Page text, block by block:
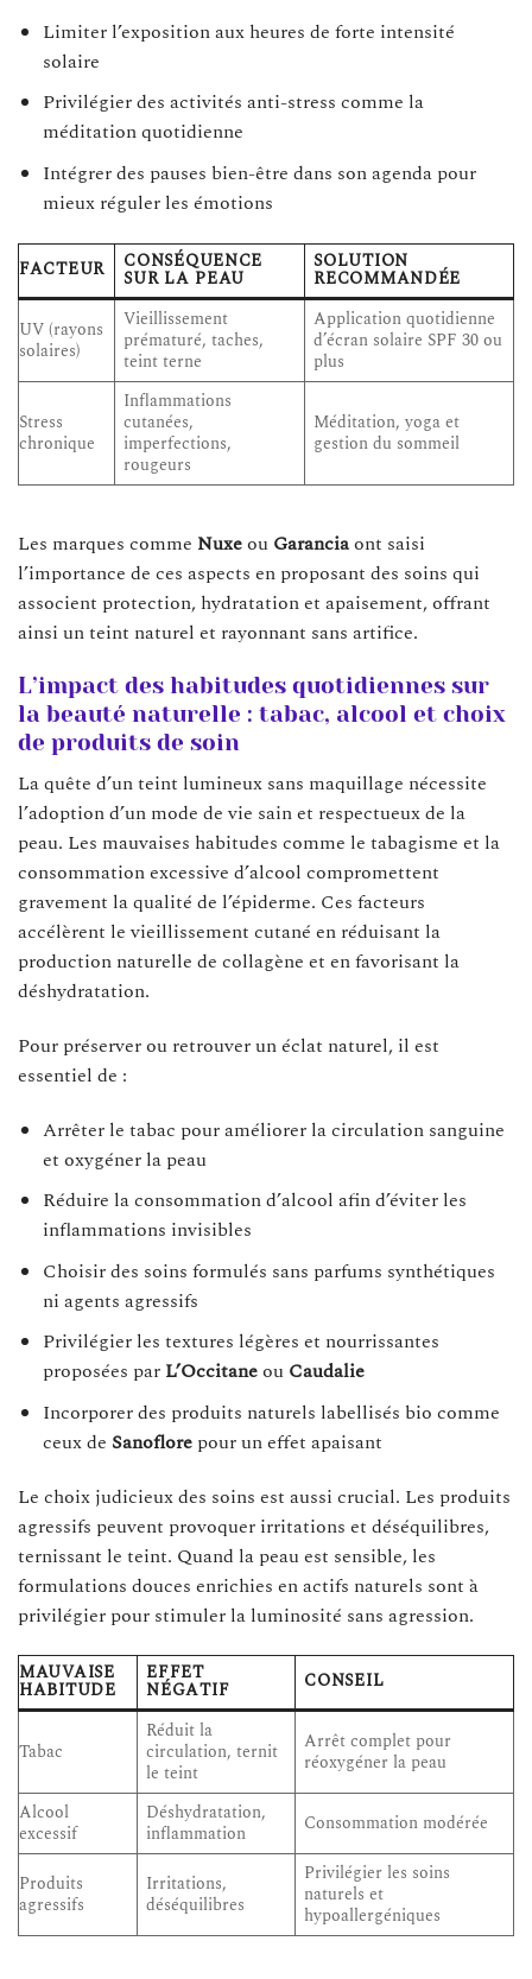
Limiter l’exposition aux heures de forte intensité
solaire
Privilégier des activités anti-stress comme la
méditation quotidienne
Intégrer des pauses bien-être dans son agenda pour
mieux réguler les émotions
FACTEUR CONSÉQUENCE
SUR LA PEAU
SOLUTION
RECOMMANDÉE
UV (rayons
solaires)
Vieillissement
prématuré, taches,
teint terne
Application quotidienne
d’écran solaire SPF 30 ou
plus
Stress
chronique
Inflammations
cutanées,
imperfections,
rougeurs
Méditation, yoga et
gestion du sommeil
Les marques comme Nuxeou Garanciaont saisi
l’importance de ces aspects en proposant des soins qui
associent protection, hydratation et apaisement, offrant
ainsi un teint naturel et rayonnant sans artifice.
L’impact des habitudes quotidiennes sur
la beauté naturelle : tabac, alcool et choix
de produits de soin
La quête d’un teint lumineux sans maquillage nécessite
l’adoption d’un mode de vie sain et respectueux de la
peau. Les mauvaises habitudes comme le tabagisme et la
consommation excessive d’alcool compromettent
gravement la qualité de l’épiderme. Ces facteurs
accélèrent le vieillissement cutané en réduisant la
production naturelle de collagène et en favorisant la
déshydratation.
Pour préserver ou retrouver un éclat naturel, il est
essentiel de :
Arrêter le tabac pour améliorer la circulation sanguine
et oxygéner la peau
Réduire la consommation d’alcool afin d’éviter les
inflammations invisibles
Choisir des soins formulés sans parfums synthétiques
ni agents agressifs
Privilégier les textures légères et nourrissantes
proposées par L’Occitaneou Caudalie
Incorporer des produits naturels labellisés bio comme
ceux de Sanoflorepour un effet apaisant
Le choix judicieux des soins est aussi crucial. Les produits
agressifs peuvent provoquer irritations et déséquilibres,
ternissant le teint. Quand la peau est sensible, les
formulations douces enrichies en actifs naturels sont à
privilégier pour stimuler la luminosité sans agression.
MAUVAISE
HABITUDE
EFFET
NÉGATIF CONSEIL
Tabac
Réduit la
circulation, ternit
le teint
Arrêt complet pour
réoxygéner la peau
Alcool
excessif
Déshydratation,
inflammation
Consommation modérée
Produits
agressifs
Irritations,
déséquilibres
Privilégier les soins
naturels et
hypoallergéniques